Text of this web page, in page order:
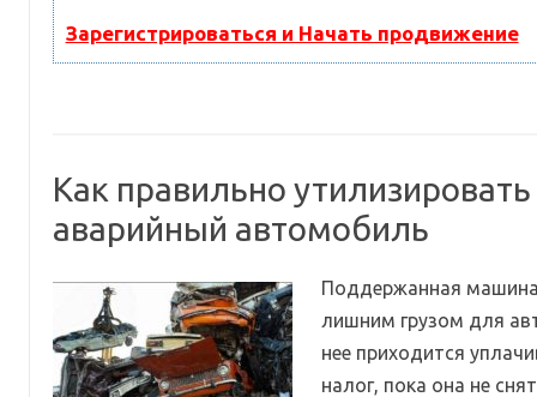
Зарегистрироваться и Начать продвижение
Как правильно
аварийный автомобиль
Поддержанная машина
лишним грузом для
нее приходится
налог, пока она не